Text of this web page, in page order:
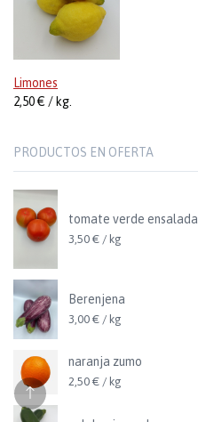
Limones
2,50 € / kg.
PRODUCTOS EN OFERTA
tomate verde ensalada
3,50 € / kg
Berenjena
3,00 € / kg
naranja zumo
2,50 € / kg